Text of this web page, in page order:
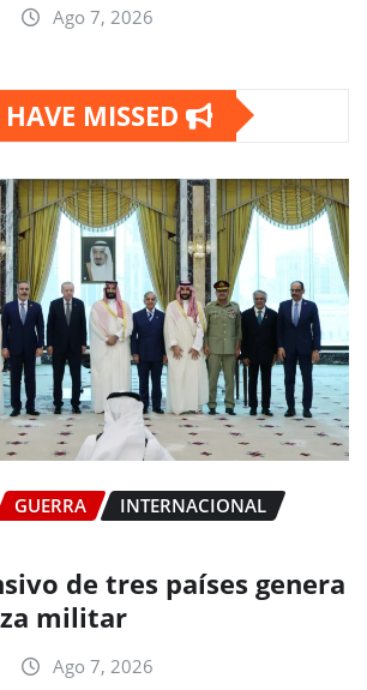
Ago 7, 2026
MISSED
GUERRA
INTERNACIONAL
de tres países genera
militar
Ago 7, 2026